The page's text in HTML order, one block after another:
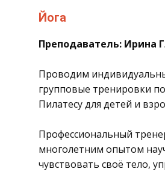
​Йога
Преподаватель: Ирина
​Проводим
групповые тренировки
Пилатесу для детей и
Профессиональный
многолетним опытом
чувствовать своё тело,